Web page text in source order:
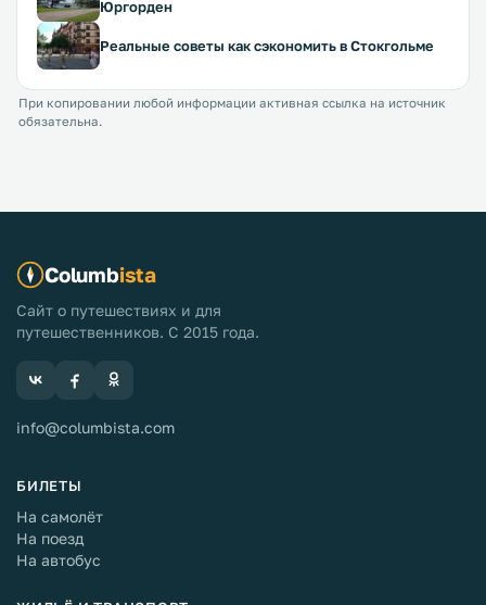
Юргорден
Реальные советы как сэкономить в Стокгольме
При копировании любой информации активная ссылка на источник
обязательна.
Columbista
Сайт о путешествиях и для
путешественников. С 2015 года.
info@columbista.com
БИЛЕТЫ
На самолёт
На поезд
На автобус